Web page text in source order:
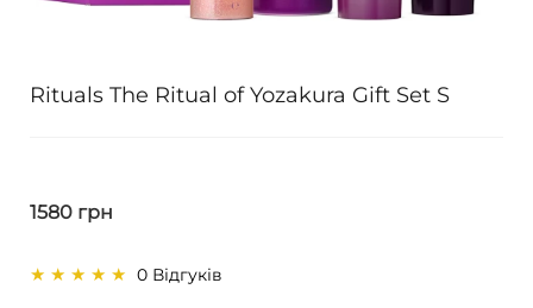
Rituals The Ritual of Yozakura Gift Set S
1580 грн
0 Відгуків